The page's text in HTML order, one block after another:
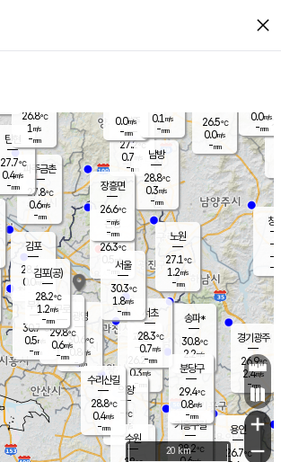
close
양주
27.2℃
0.7
-mm
과천
26.2℃
0.3m/s
- mm
용인
26.7℃
경기광주
26.9℃
2.4m/s
-mm
파주금촌
27.8℃
0.6m/s
-mm
26.5℃
0.0m/s
-mm
창
-
-m/
-
탄현
27.7℃
0.4m/s
-mm
0.0m/s
-mm
의왕
- ℃
m/s
mm
김포
28.4℃
0.0 m/s
mm
광명
30.6 ℃
0.8 m/s
-mm
부천
30.7℃
0.5m/s
-mm
구로
29.8℃
0.6m/s
-mm
은평
26.3℃
0.5 m/s
- mm
노원
27.1℃
1.2m/s
-mm
송파*
30.8℃
2.2m/s
-mm
서초
28.3℃
0.7m/s
-mm
남방
28.8℃
0.3m/s
-mm
기흥구갈
28.2℃
수리산길
28.8℃
0.4m/s
-mm
분당구
29.4℃
0.8m/s
-mm
장흥면
26.6℃
-m/s
-mm
0.0m/s
-mm
김포(공)
28.2℃
1.2m/s
-mm
수원
서울
30.3℃
1.8m/s
-mm
26.8℃
1 m/s
-mm
0.1 m/s
-mm
+
−
20 km